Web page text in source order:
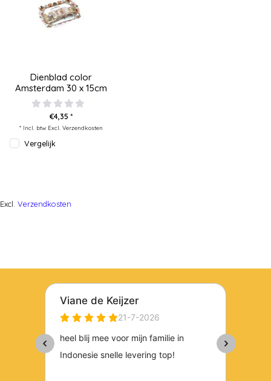
Dienblad color
Amsterdam 30 x 15cm
€4,35 *
* Incl. btw Excl. Verzendkosten
Vergelijk
Excl. Verzendkosten